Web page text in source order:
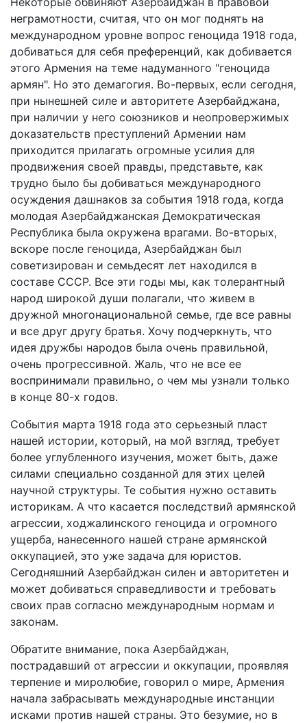
неграмотности, считая, что он мог поднять на
международном уровне вопрос геноцида 1918 года,
добиваться для себя преференций, как добивается
этого Армения на теме надуманного "геноцида
армян". Но это демагогия. Во-первых, если сегодня,
при нынешней силе и авторитете Азербайджана,
при наличии у него союзников и неопровержимых
доказательств преступлений Армении нам
приходится прилагать огромные усилия для
продвижения своей правды, представьте, как
трудно было бы добиваться международного
осуждения дашнаков за события 1918 года, когда
молодая Азербайджанская Демократическая
Республика была окружена врагами. Во-вторых,
вскоре после геноцида, Азербайджан был
советизирован и семьдесят лет находился в
составе СССР. Все эти годы мы, как толерантный
народ широкой души полагали, что живем в
дружной многонациональной семье, где все равны
и все друг другу братья. Хочу подчеркнуть, что
идея дружбы народов была очень правильной,
очень прогрессивной. Жаль, что не все ее
воспринимали правильно, о чем мы узнали только
в конце 80-х годов.
События марта 1918 года это серьезный пласт
нашей истории, который, на мой взгляд, требует
более углубленного изучения, может быть, даже
силами специально созданной для этих целей
научной структуры. Те события нужно оставить
историкам. А что касается последствий армянской
агрессии, ходжалинского геноцида и огромного
ущерба, нанесенного нашей стране армянской
оккупацией, это уже задача для юристов.
Сегодняшний Азербайджан силен и авторитетен и
может добиваться справедливости и требовать
своих прав согласно международным нормам и
законам.
Обратите внимание, пока Азербайджан,
пострадавший от агрессии и оккупации, проявляя
терпение и миролюбие, говорил о мире, Армения
начала забрасывать международные инстанции
исками против нашей страны. Это безумие, но в